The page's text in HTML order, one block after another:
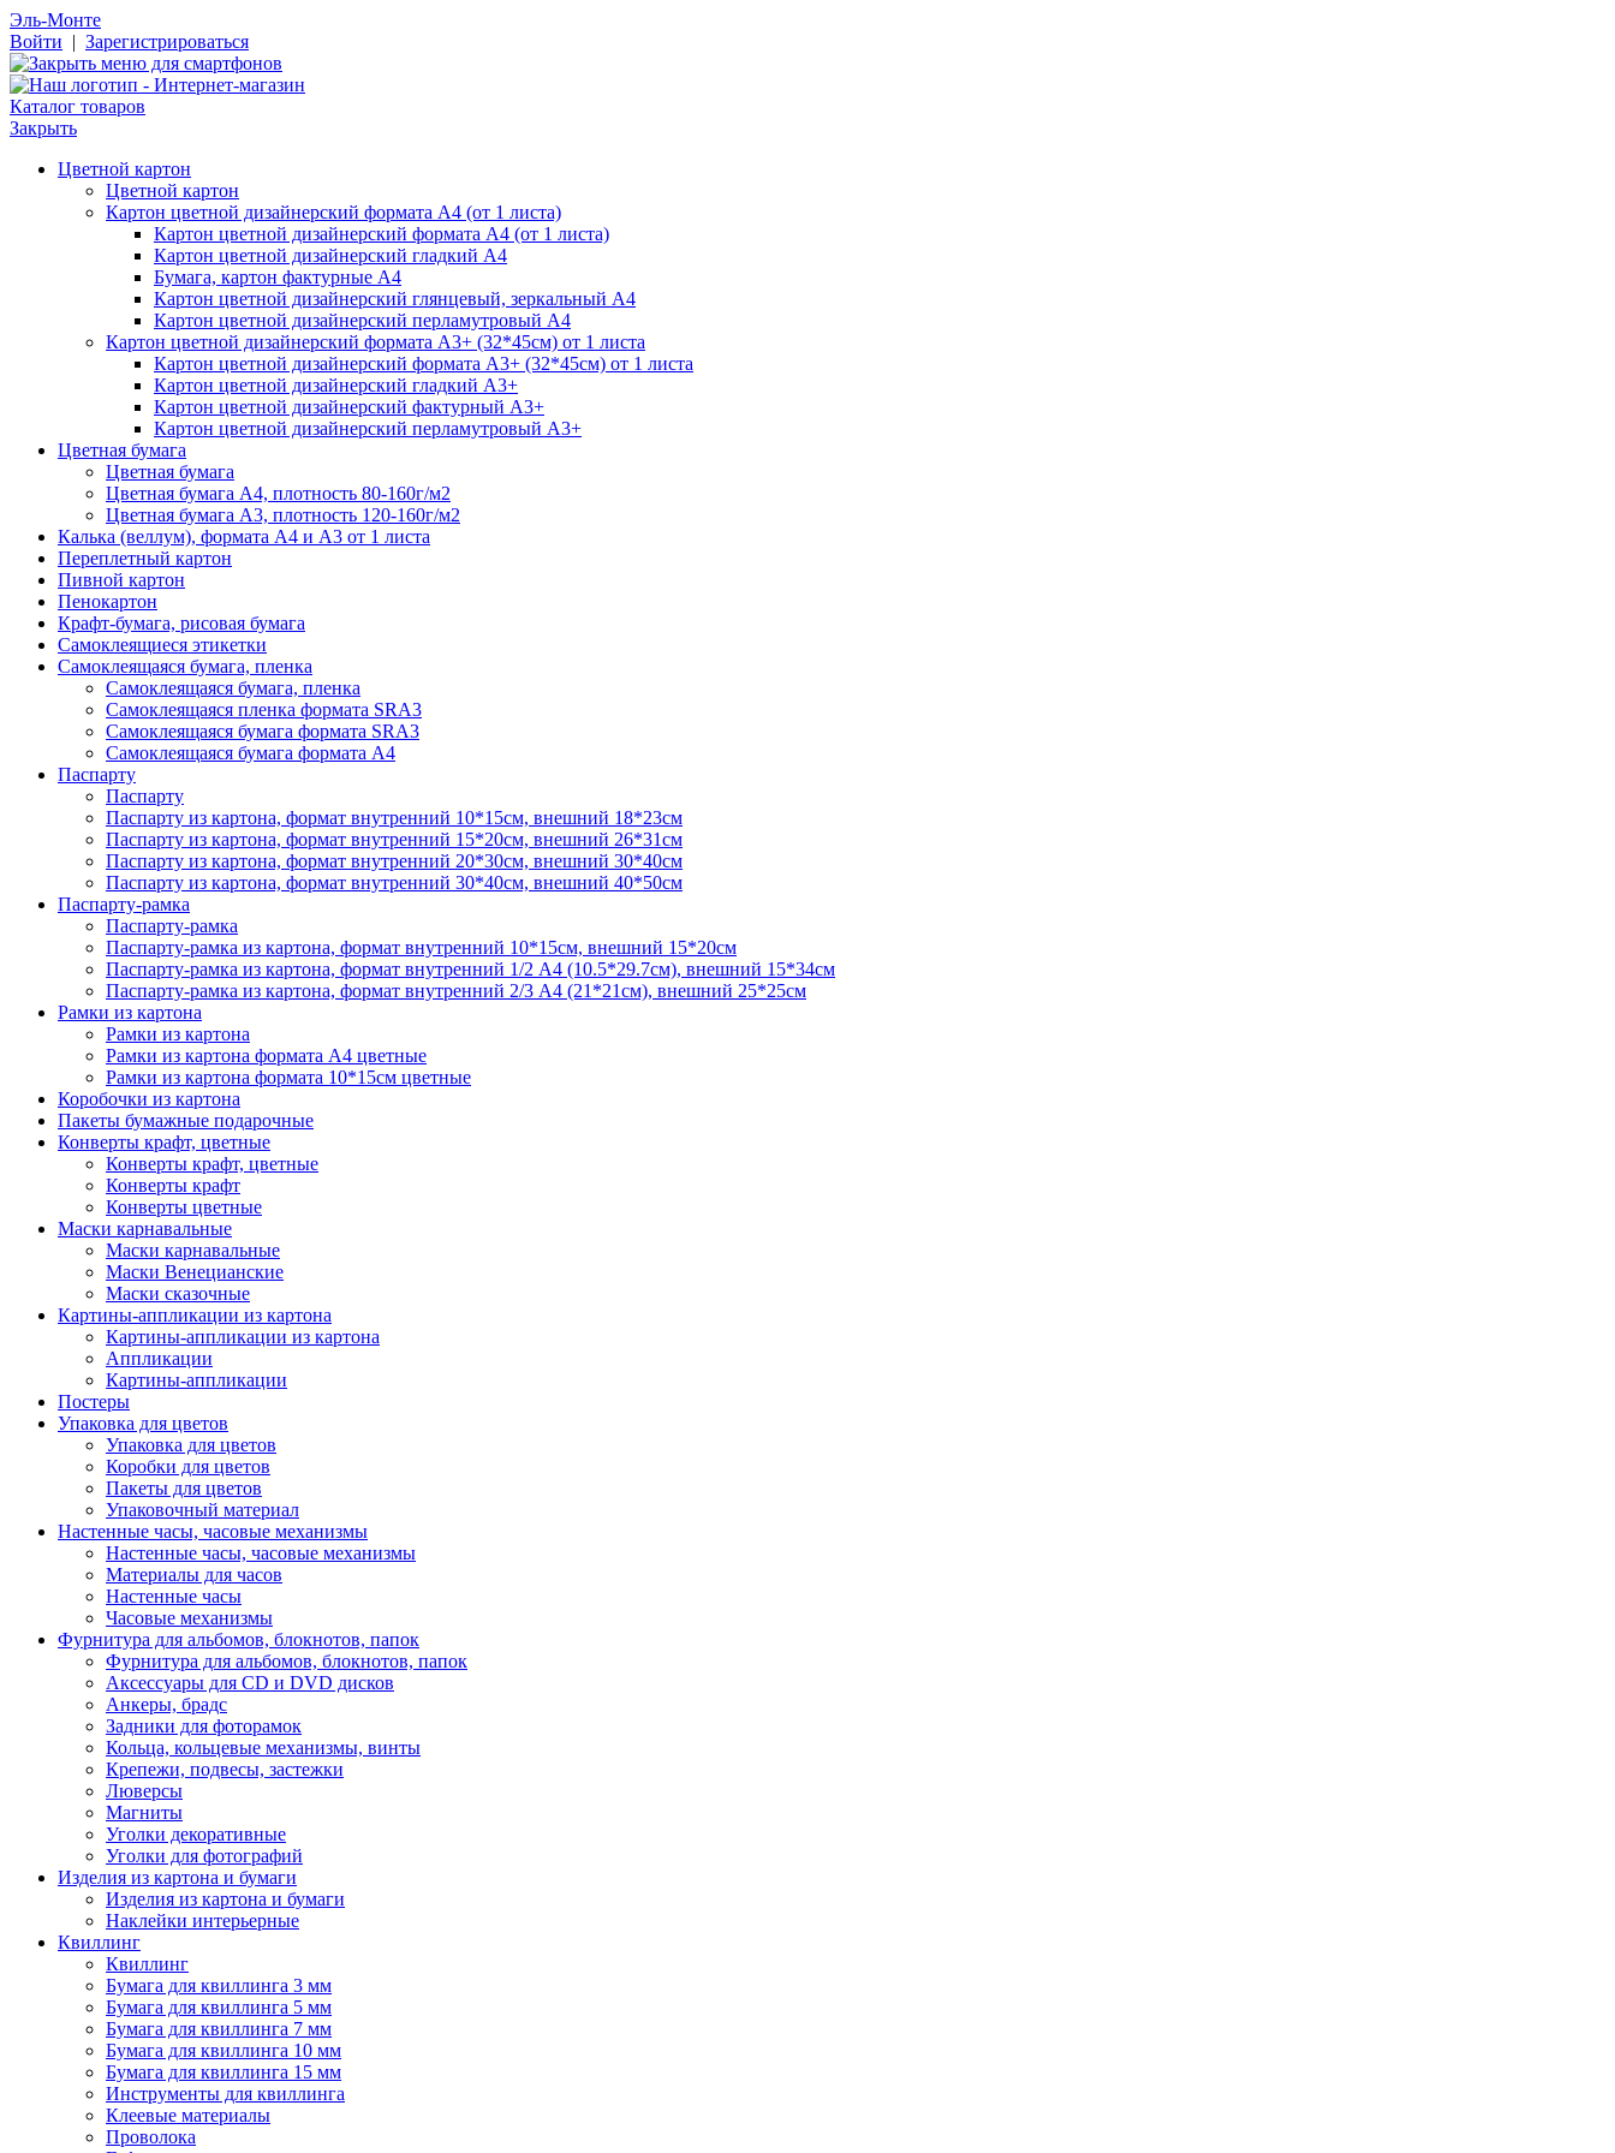
Эль-Монте
Войти | Зарегистрироваться
Каталог товаров
Закрыть
Цветной картон
Цветной картон
Картон цветной дизайнерский формата А4 (от 1 листа)
Картон цветной дизайнерский формата А4 (от 1 листа)
Картон цветной дизайнерский гладкий А4
Бумага, картон фактурные А4
Картон цветной дизайнерский глянцевый, зеркальный А4
Картон цветной дизайнерский перламутровый А4
Картон цветной дизайнерский формата А3+ (32*45см) от 1 листа
Картон цветной дизайнерский формата А3+ (32*45см) от 1 листа
Картон цветной дизайнерский гладкий А3+
Картон цветной дизайнерский фактурный А3+
Картон цветной дизайнерский перламутровый А3+
Цветная бумага
Цветная бумага
Цветная бумага А4, плотность 80-160г/м2
Цветная бумага А3, плотность 120-160г/м2
Калька (веллум), формата А4 и А3 от 1 листа
Переплетный картон
Пивной картон
Пенокартон
Крафт-бумага, рисовая бумага
Самоклеящиеся этикетки
Самоклеящаяся бумага, пленка
Самоклеящаяся бумага, пленка
Самоклеящаяся пленка формата SRА3
Самоклеящаяся бумага формата SRА3
Самоклеящаяся бумага формата А4
Паспарту
Паспарту
Паспарту из картона, формат внутренний 10*15см, внешний 18*23см
Паспарту из картона, формат внутренний 15*20см, внешний 26*31см
Паспарту из картона, формат внутренний 20*30см, внешний 30*40см
Паспарту из картона, формат внутренний 30*40см, внешний 40*50см
Паспарту-рамка
Паспарту-рамка
Паспарту-рамка из картона, формат внутренний 10*15см, внешний 15*20см
Паспарту-рамка из картона, формат внутренний 1/2 А4 (10.5*29.7см), внешний 15*34см
Паспарту-рамка из картона, формат внутренний 2/3 А4 (21*21см), внешний 25*25см
Рамки из картона
Рамки из картона
Рамки из картона формата А4 цветные
Рамки из картона формата 10*15см цветные
Коробочки из картона
Пакеты бумажные подарочные
Конверты крафт, цветные
Конверты крафт, цветные
Конверты крафт
Конверты цветные
Маски карнавальные
Маски карнавальные
Маски Венецианские
Маски сказочные
Картины-аппликации из картона
Картины-аппликации из картона
Аппликации
Картины-аппликации
Постеры
Упаковка для цветов
Упаковка для цветов
Коробки для цветов
Пакеты для цветов
Упаковочный материал
Настенные часы, часовые механизмы
Настенные часы, часовые механизмы
Материалы для часов
Настенные часы
Часовые механизмы
Фурнитура для альбомов, блокнотов, папок
Фурнитура для альбомов, блокнотов, папок
Аксессуары для CD и DVD дисков
Анкеры, брадс
Задники для фоторамок
Кольца, кольцевые механизмы, винты
Крепежи, подвесы, застежки
Люверсы
Магниты
Уголки декоративные
Уголки для фотографий
Изделия из картона и бумаги
Изделия из картона и бумаги
Наклейки интерьерные
Квиллинг
Квиллинг
Бумага для квиллинга 3 мм
Бумага для квиллинга 5 мм
Бумага для квиллинга 7 мм
Бумага для квиллинга 10 мм
Бумага для квиллинга 15 мм
Инструменты для квиллинга
Клеевые материалы
Проволока